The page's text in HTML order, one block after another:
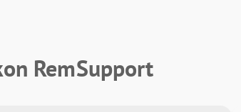
RemSupport